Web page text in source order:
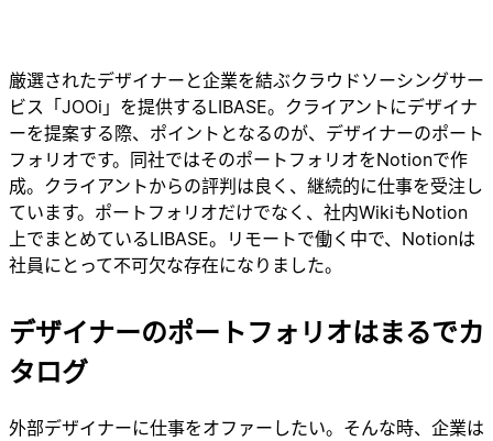
厳選されたデザイナーと企業を結ぶクラウドソーシングサー
ビス「JOOi」を提供するLIBASE。クライアントにデザイナ
ーを提案する際、ポイントとなるのが、デザイナーのポート
フォリオです。同社ではそのポートフォリオをNotionで作
成。クライアントからの評判は良く、継続的に仕事を受注し
ています。ポートフォリオだけでなく、社内WikiもNotion
上でまとめているLIBASE。リモートで働く中で、Notionは
社員にとって不可欠な存在になりました。
デザイナーのポートフォリオはまるでカ
タログ
外部デザイナーに仕事をオファーしたい。そんな時、企業は